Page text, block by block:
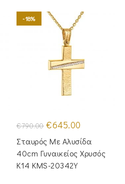
-18%
€790.00 Original
price
was:
€790.00.
€645.00
τιμή
είναι:
€645.00.
Σταυρός Με Αλυσίδα
40cm Γυναικείος Χρυσός
Κ14 KMS-20342Y